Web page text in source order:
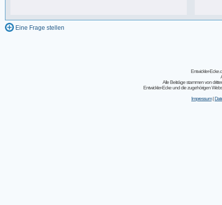
Eine Frage stellen
Entwickler-
Alle Beiträge stammen von
Entwickler-Ecke und die zugehörigen
Impressum|